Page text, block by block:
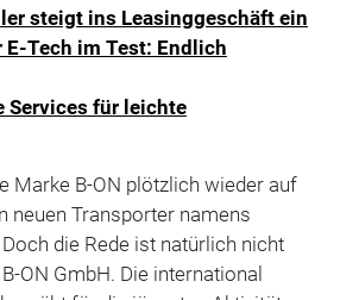
steigt ins Leasinggeschäft ein
E-Tech im Test: Endlich
Services für leichte
Marke B-ON plötzlich wieder auf
neuen Transporter namens
die Rede ist natürlich nicht
ON GmbH. Die international